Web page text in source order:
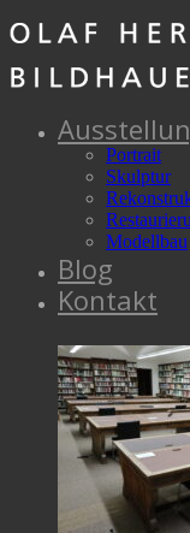
Portrait
Skulptur
Modellbau
Blog
Kontakt